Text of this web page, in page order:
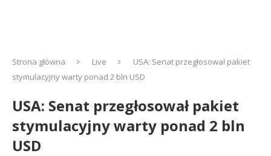
Strona główna Live
USA: Senat przegłosował pakiet
stymulacyjny warty ponad 2 bln USD
USA: Senat przegłosował pakiet
stymulacyjny warty ponad 2 bln
USD